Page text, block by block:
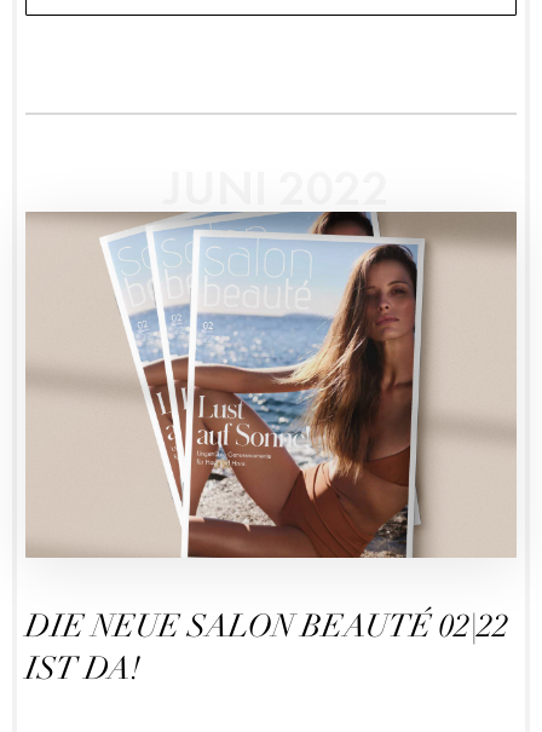
DIE NEUE SALON BEAUTÉ 02|22
IST DA!